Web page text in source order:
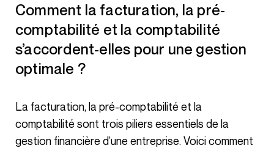
Comment la facturation, la pré-
comptabilité et la comptabilité
s’accordent-elles pour une gestion
optimale ?
La facturation, la pré-comptabilité et la
comptabilité sont trois piliers essentiels de la
gestion financière d’une entreprise. Voici comment